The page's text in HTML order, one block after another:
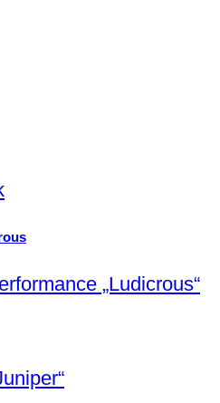
„Ludicrous“